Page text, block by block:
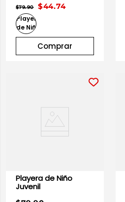
$44.74
$79.90
Comprar
Playera de Niño
Juvenil